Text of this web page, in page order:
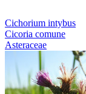
Cichorium intybus
Cicoria comune
Asteraceae